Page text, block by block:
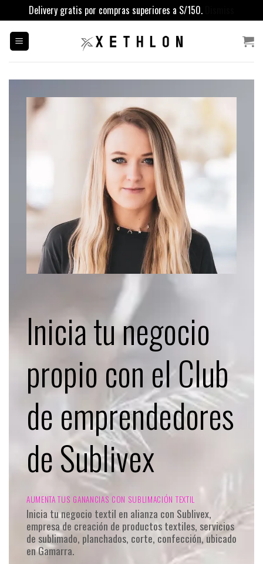
Delivery gratis por compras superiores a S/150.
Inicia tu negocio
propio con el Club
de emprendedores
de Sublivex
AUMENTA TUS GANANCIAS CON SUBLIMACIÓN TEXTIL
Inicia tu negocio textil en alianza con Sublivex,
empresa de creación de productos textiles, servicios
de sublimado, planchados, corte, confección, ubicado
en Gamarra.